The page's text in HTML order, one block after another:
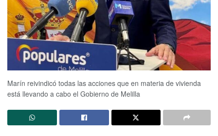
Marín reivindicó todas las acciones que en materia de vivienda
está llevando a cabo el Gobierno de Melilla